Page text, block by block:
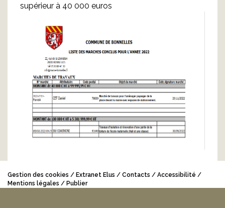
supérieur à 40 000 euros
Gestion des cookies Extranet Elus Contacts
Accessibilité
Mentions légales
Publier